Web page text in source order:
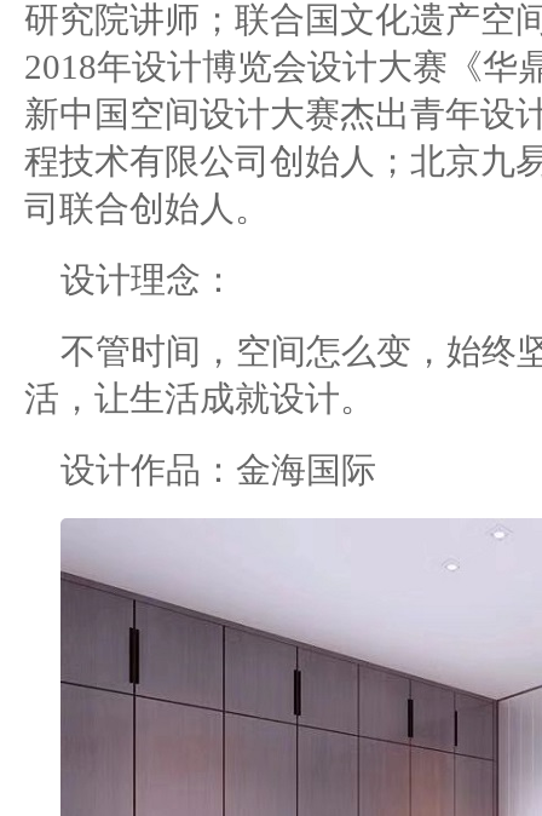
研究院讲师； 联合国文化遗产空
2018年设计博览会设计大赛《华
新中国空间设计大赛杰出青年设
程技术有限公司创始人；北京九
司联合创始人。
设计理念：
不管时间，空间怎么变，始终
活，让生活成就设计。
设计作品：金海国际